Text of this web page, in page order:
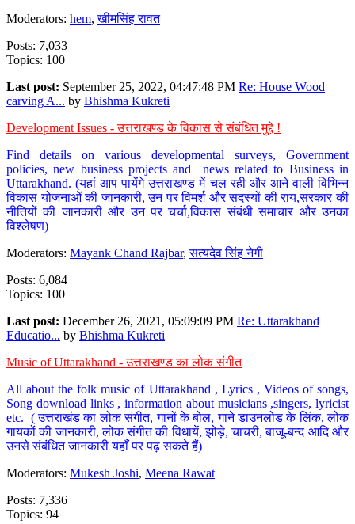
Moderators: hem,खीमसिंह रावत
Posts: 7,033
Topics: 100
Last post: September 25, 2022, 04:47:48 PM Re: House Wood
carving A... by Bhishma Kukreti
Development Issues - उत्तराखण्ड के विकास से संबंधित मुद्दे !
Find details on various developmental surveys, Government
policies, new business projects and news related to Business in
Uttarakhand. (यहां आप पायेंगे उत्तराखण्ड में चल रही और आने वाली विभिन्न
विकास योजनाओं की जानकारी, उन पर विमर्श और सदस्यों की राय,सरकार की
नीतियों की जानकारी और उन पर चर्चा,विकास संबंधी समाचार और उनका
विश्लेषण)
Moderators: Mayank Chand Rajbar,सत्यदेव सिंह नेगी
Posts: 6,084
Topics: 100
Last post: December 26, 2021, 05:09:09 PM Re: Uttarakhand
Educatio... by Bhishma Kukreti
Music of Uttarakhand - उत्तराखण्ड का लोक संगीत
All about the folk music of Uttarakhand , Lyrics , Videos of songs,
Song download links , information about musicians ,singers, lyricist
etc. ( उत्तराखंड का लोक संगीत, गानों के बोल, गाने डाउनलोड के लिंक, लोक
गायकों की जानकारी, लोक संगीत की विधायें, झोड़े, चाचरी, बाजू-बन्द आदि और
उनसे संबंधित जानकारी यहाँ पर पढ़ सकते हैं)
Moderators: Mukesh Joshi, Meena Rawat
Posts: 7,336
Topics: 94